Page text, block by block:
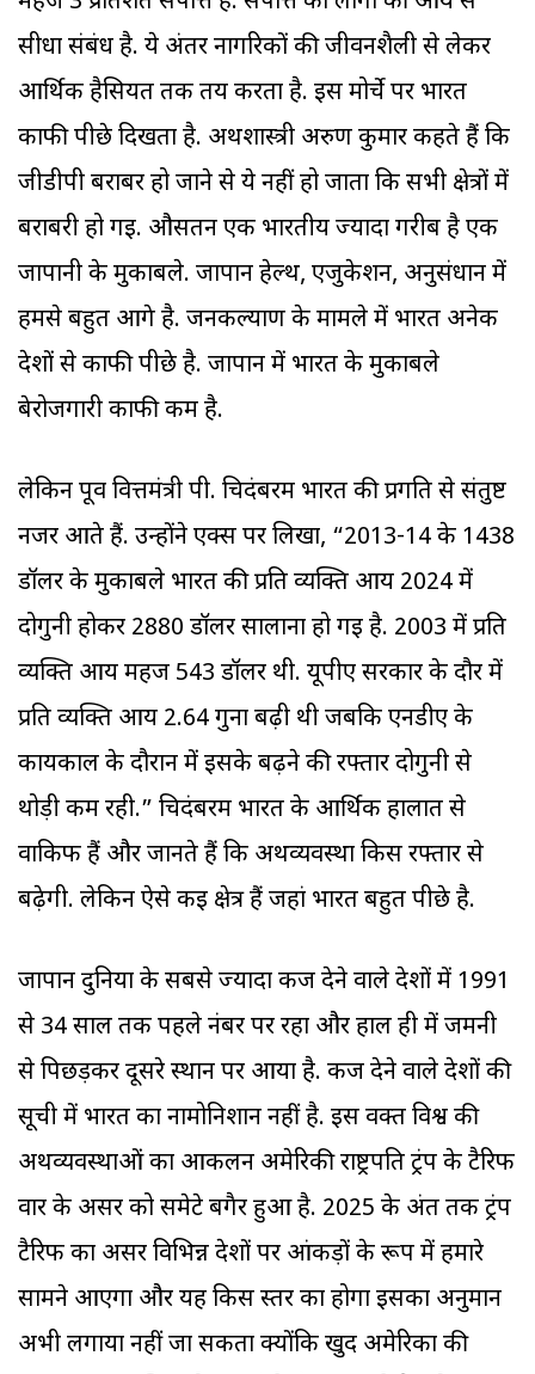
सीधा संबंध है. ये अंतर नागरिकों की जीवनशैली से लेकर
आर्थिक हैसियत तक तय करता है. इस मोर्चे पर भारत
काफी पीछे दिखता है. अर्थशास्त्री अरुण कुमार कहते हैं कि
जीडीपी बराबर हो जाने से ये नहीं हो जाता कि सभी क्षेत्रों में
बराबरी हो गई. औसतन एक भारतीय ज्यादा गरीब है एक
जापानी के मुकाबले. जापान हेल्थ, एजुकेशन, अनुसंधान में
हमसे बहुत आगे है. जनकल्याण के मामले में भारत अनेक
देशों से काफी पीछे है. जापान में भारत के मुकाबले
बेरोजगारी काफी कम है.
लेकिन पूर्व वित्तमंत्री पी. चिदंबरम भारत की प्रगति से संतुष्ट
नजर आते हैं. उन्होंने एक्स पर लिखा, “2013-14 के 1438
डॉलर के मुकाबले भारत की प्रति व्यक्ति आय 2024 में
दोगुनी होकर 2880 डॉलर सालाना हो गई है. 2003 में प्रति
व्यक्ति आय महज 543 डॉलर थी. यूपीए सरकार के दौर में
प्रति व्यक्ति आय 2.64 गुना बढ़ी थी जबकि एनडीए के
कार्यकाल के दौरान में इसके बढ़ने की रफ्तार दोगुनी से
थोड़ी कम रही.” चिदंबरम भारत के आर्थिक हालात से
वाकिफ हैं और जानते हैं कि अर्थव्यवस्था किस रफ्तार से
बढ़ेगी. लेकिन ऐसे कई क्षेत्र हैं जहां भारत बहुत पीछे है.
जापान दुनिया के सबसे ज्यादा कर्ज देने वाले देशों में 1991
से 34 साल तक पहले नंबर पर रहा और हाल ही में जर्मनी
से पिछड़कर दूसरे स्थान पर आया है. कर्ज देने वाले देशों की
सूची में भारत का नामोनिशान नहीं है. इस वक्त विश्व की
अर्थव्यवस्थाओं का आकलन अमेरिकी राष्ट्रपति ट्रंप के टैरिफ
वार के असर को समेटे बगैर हुआ है. 2025 के अंत तक ट्रंप
टैरिफ का असर विभिन्न देशों पर आंकड़ों के रूप में हमारे
सामने आएगा और यह किस स्तर का होगा इसका अनुमान
अभी लगाया नहीं जा सकता क्योंकि खुद अमेरिका की